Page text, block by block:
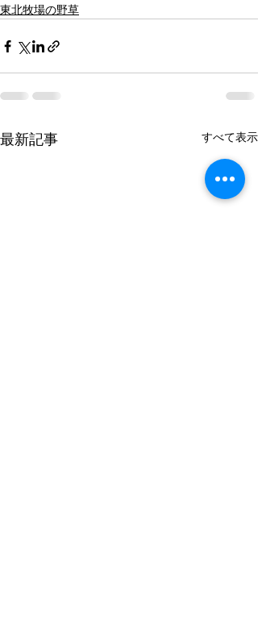
東北牧場の野草
最新記事 すべて表示